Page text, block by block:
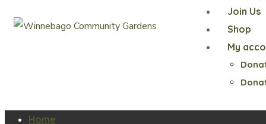
Join Us
Shop
My
Home